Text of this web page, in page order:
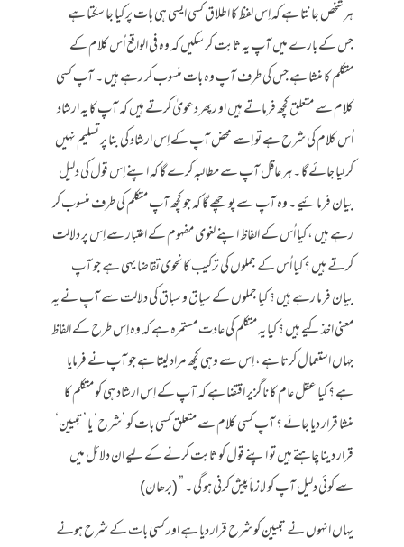
ہر شخص جانتا ہے کہ اِس لفظ کا اطلاق کسی ایسی ہی بات پر کیا جا سکتا ہے
جس کے بارے میں آپ یہ ثابت کر سکیں کہ وہ فی الواقع اُس کلام کے
متکلم کا منشا ہے جس کی طرف آپ وہ بات منسوب کر رہے ہیں ۔ آپ کسی
کلام سے متعلق کچھ فرماتے ہیں او رپھر دعویٰ کرتے ہیں کہ آپ کا یہ ارشاد
اُس کلام کی شرح ہے تو اِسے محض آپ کے اِس ارشاد کی بنا پر تسلیم نہیں
کر لیا جائے گا ۔ ہر عاقل آپ سے مطالبہ کرے گا کہ اپنے اِس قول کی دلیل
بیان فرمائیے ۔ وہ آپ سے پوچھے گا کہ جو کچھ آپ متکلم کی طرف منسوب کر
رہے ہیں ، کیا اُس کے الفاظ اپنے لغوی مفہوم کے اعتبار سے اِس پر دلالت
کرتے ہیں ؟ کیا اُس کے جملوں کی ترکیب کا نحوی تقاضا یہی ہے جو آپ
بیان فرما رہے ہیں ؟ کیا جملوں کے سیاق و سباق کی دلالت سے آپ نے یہ
معنی اخذ کیے ہیں ؟ کیا یہ متکلم کی عادت مستمرہ ہے کہ وہ اِس طرح کے الفاظ
جہاں استعمال کرتا ہے ، اِس سے وہی کچھ مراد لیتا ہے جو آپ نے فرمایا
ہے ؟ کیا عقل عام کا ناگزیر اقتضا ہے کہ آپ کے اِس ارشاد ہی کو متکلم کا
منشا قرار دیا جائے ؟ آپ کسی کلام سے متعلق کسی بات کو ’شرح‘ یا ’تبیین‘
قرار دینا چاہتے ہیں تو اپنے قول کو ثابت کرنے کے لیے ان دلائل میں
سے کوئی دلیل آپ کو لازماً پیش کرنی ہو گی ۔ ” (برھان)
یہاں انہوں نے تبیین کو شرح قرار دیا ہے اور کسی بات کے شرح ہونے